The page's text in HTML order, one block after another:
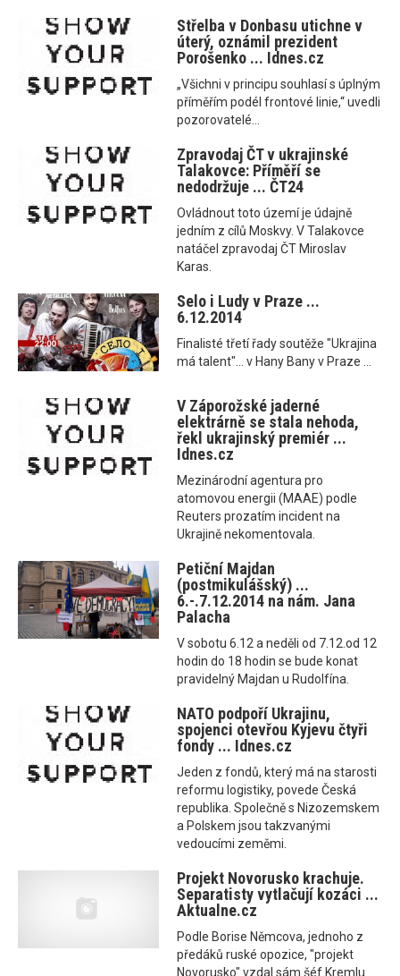
Střelba v Donbasu utichne v
úterý, oznámil prezident
Porošenko ... Idnes.cz
„Všichni v principu souhlasí s úplným
příměřím podél frontové linie,“ uvedli
pozorovatelé...
Zpravodaj ČT v ukrajinské
Talakovce: Příměří se
nedodržuje ... ČT24
Ovládnout toto území je údajně
jedním z cílů Moskvy. V Talakovce
natáčel zpravodaj ČT Miroslav
Karas.
Selo i Ludy v Praze ...
6.12.2014
Finalisté třetí řady soutěže "Ukrajina
má talent"... v Hany Bany v Praze ...
V Záporožské jaderné
elektrárně se stala nehoda,
řekl ukrajinský premiér ...
Idnes.cz
Mezinárodní agentura pro
atomovou energii (MAAE) podle
Reuters prozatím incident na
Ukrajině nekomentovala.
Petiční Majdan
(postmikulášský) ...
6.-.7.12.2014 na nám. Jana
Palacha
V sobotu 6.12 a neděli od 7.12.od 12
hodin do 18 hodin se bude konat
pravidelný Majdan u Rudolfína.
NATO podpoří Ukrajinu,
spojenci otevřou Kyjevu čtyři
fondy ... Idnes.cz
Jeden z fondů, který má na starosti
reformu logistiky, povede Česká
republika. Společně s Nizozemskem
a Polskem jsou takzvanými
vedoucími zeměmi.
Projekt Novorusko krachuje.
Separatisty vytlačují kozáci ...
Aktualne.cz
Podle Borise Němcova, jednoho z
předáků ruské opozice, "projekt
Novorusko" vzdal sám šéf Kremlu